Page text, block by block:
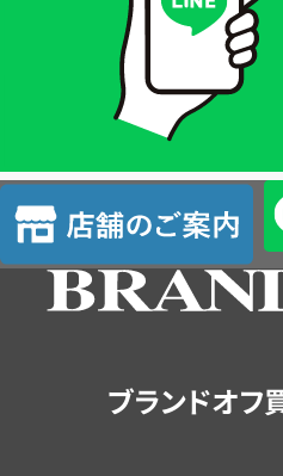
査
定
店
舗
の
ブランドオフ